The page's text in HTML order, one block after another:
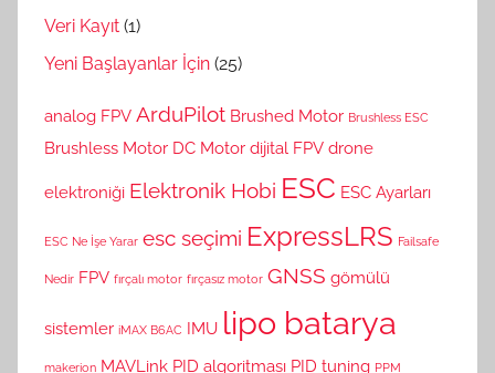
Veri Kayıt (1)
Yeni Başlayanlar İçin (25)
analog FPV ArduPilot Brushed Motor Brushless ESC
Brushless Motor DC Motor dijital FPV drone
elektroniği Elektronik Hobi ESC ESC Ayarları
ESC Ne İşe Yarar esc seçimi ExpressLRS Failsafe
Nedir FPV fırçalı motor fırçasız motor GNSS gömülü
sistemler iMAX B6AC IMU lipo batarya
makerion MAVLink PID algoritması PID tuning PPM